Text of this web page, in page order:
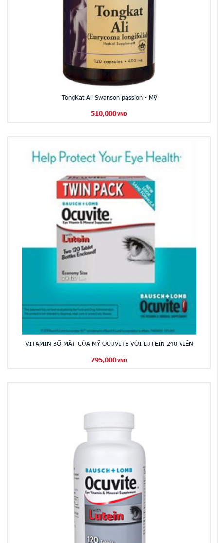
TongKat Ali Swanson passion - Mỹ
510,000 VND
VITAMIN BỔ MẮT CỦA MỸ OCUVITE VỚI LUTEIN 240 VIÊN
795,000 VND